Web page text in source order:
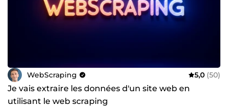
WebScraping 5,0 (50)
Je vais extraire les données d'un site web en
utilisant le web scraping